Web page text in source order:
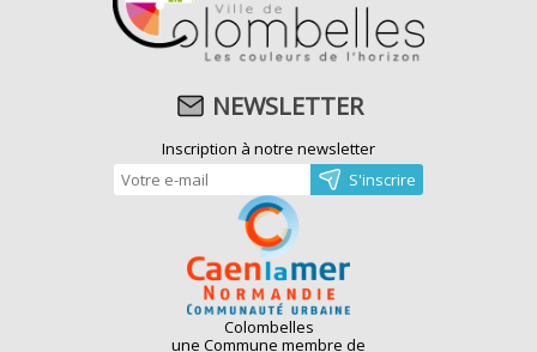
NEWSLETTER
Inscription à notre newsletter
Colombelles
une Commune membre de